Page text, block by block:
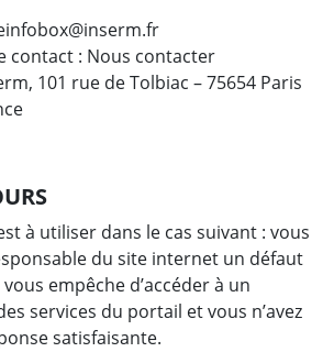
contact : Nous contacter
101 rue de Tolbiac – 75654 Paris
à utiliser dans le cas suivant : vous
du site internet un défaut
empêche d’accéder à un
services du portail et vous n’avez
satisfaisante.